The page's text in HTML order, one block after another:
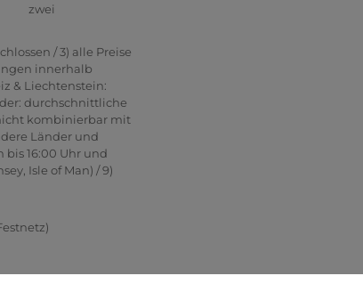
zwei
/ 3) alle Preise
innerhalb
& Liechtenstein:
durchschnittliche
kombinierbar mit
Länder und
16:00 Uhr und
Isle of Man) / 9)